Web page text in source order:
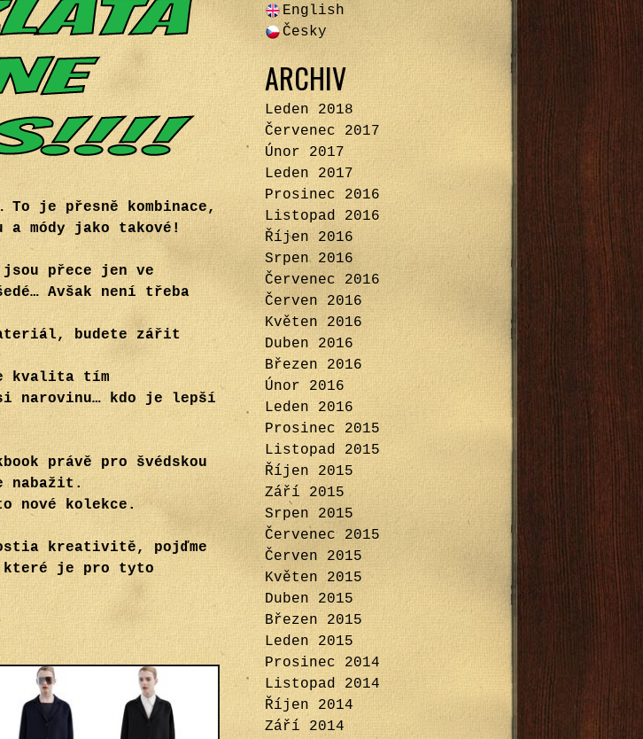
je přesně kombinace,
a módy jako takové!
jsou přece jen ve
Avšak není třeba
budete zářit
kvalita tím
si narovinu… kdo je lepší
právě pro švédskou
nabažit.
nové kolekce.
kreativitě, pojďme
je pro tyto
English
Česky
ARCHIV
Leden 2018
Červenec 2017
Únor 2017
Leden 2017
Prosinec 2016
Listopad 2016
Říjen 2016
Srpen 2016
Červenec 2016
Červen 2016
Květen 2016
Duben 2016
Březen 2016
Únor 2016
Leden 2016
Prosinec 2015
Listopad 2015
Říjen 2015
Září 2015
Srpen 2015
Červenec 2015
Červen 2015
Květen 2015
Duben 2015
Březen 2015
Leden 2015
Prosinec 2014
Listopad 2014
Říjen 2014
Září 2014